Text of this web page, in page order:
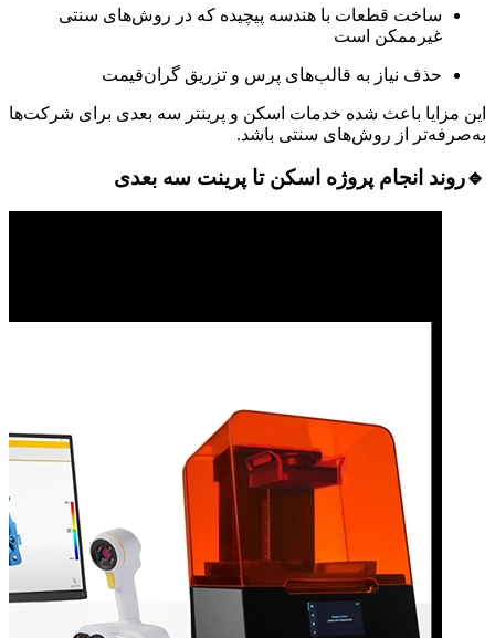
ساخت قطعات با هندسه پیچیده که در روش‌های سنتی
غیرممکن است
حذف نیاز به قالب‌های پرس و تزریق گران‌قیمت
این مزایا باعث شده خدمات اسکن و پرینتر سه‌ بعدی برای شرکت‌ها
به‌صرفه‌تر از روش‌های سنتی باشد.
🔹روند انجام پروژه اسکن تا پرینت سه‌ بعدی